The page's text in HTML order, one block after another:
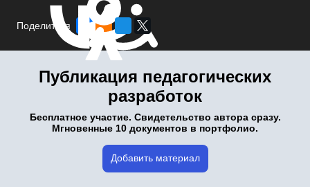
Поделиться
Публикация педагогических
разработок
Бесплатное участие. Свидетельство автора сразу.
Мгновенные 10 документов в портфолио.
Добавить материал